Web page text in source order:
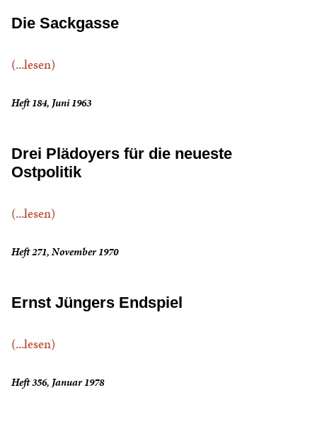
Die Sackgasse
(...lesen)
Heft 184, Juni 1963
Drei Plädoyers für die neueste
Ostpolitik
(...lesen)
Heft 271, November 1970
Ernst Jüngers Endspiel
(...lesen)
Heft 356, Januar 1978